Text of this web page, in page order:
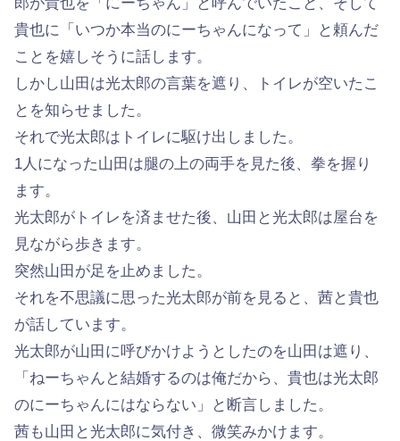
貴也に「いつか本当のにーちゃんになって」と頼んだ
ことを嬉しそうに話します。
しかし山田は光太郎の言葉を遮り、トイレが空いたこ
とを知らせました。
それで光太郎はトイレに駆け出しました。
1人になった山田は腿の上の両手を見た後、拳を握り
ます。
光太郎がトイレを済ませた後、山田と光太郎は屋台を
見ながら歩きます。
突然山田が足を止めました。
それを不思議に思った光太郎が前を見ると、茜と貴也
が話しています。
光太郎が山田に呼びかけようとしたのを山田は遮り、
「ねーちゃんと結婚するのは俺だから、貴也は光太郎
のにーちゃんにはならない」と断言しました。
茜も山田と光太郎に気付き、微笑みかけます。